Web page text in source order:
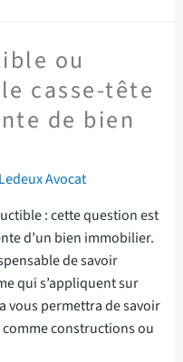
ou
casse-tête
de bien
Avocat
: cette question est
d’un bien immobilier.
de savoir
qui s’appliquent sur
vous permettra de savoir
constructions ou